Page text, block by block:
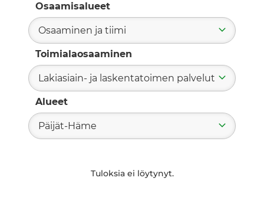
Osaamisalueet
Osaaminen ja tiimi
Toimialaosaaminen
Lakiasiain- ja laskentatoimen palvelut
Alueet
Päijät-Häme
Tuloksia ei löytynyt.